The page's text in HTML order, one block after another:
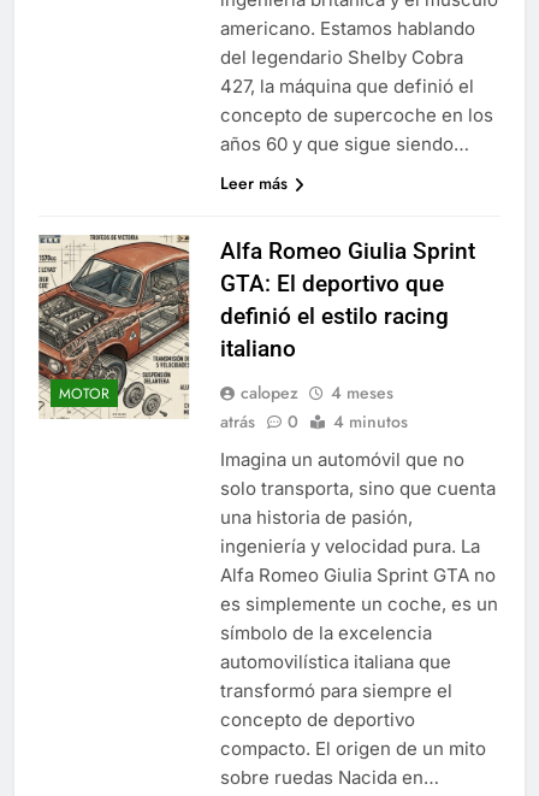
americano. Estamos hablando
del legendario Shelby Cobra
427, la máquina que definió el
concepto de supercoche en los
años 60 y que sigue siendo…
Leer más
MOTOR
Alfa Romeo Giulia Sprint
GTA: El deportivo que
definió el estilo racing
italiano
calopez
4 meses
atrás
0 4 minutos
Imagina un automóvil que no
solo transporta, sino que cuenta
una historia de pasión,
ingeniería y velocidad pura. La
Alfa Romeo Giulia Sprint GTA no
es simplemente un coche, es un
símbolo de la excelencia
automovilística italiana que
transformó para siempre el
concepto de deportivo
compacto. El origen de un mito
sobre ruedas Nacida en…